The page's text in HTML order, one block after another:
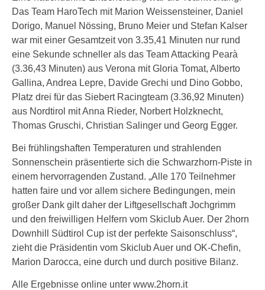
Das Team HaroTech mit Marion Weissensteiner, Daniel
Dorigo, Manuel Nössing, Bruno Meier und Stefan Kalser
war mit einer Gesamtzeit von 3.35,41 Minuten nur rund
eine Sekunde schneller als das Team Attacking Pearà
(3.36,43 Minuten) aus Verona mit Gloria Tomat, Alberto
Gallina, Andrea Lepre, Davide Grechi und Dino Gobbo,
Platz drei für das Siebert Racingteam (3.36,92 Minuten)
aus Nordtirol mit Anna Rieder, Norbert Holzknecht,
Thomas Gruschi, Christian Salinger und Georg Egger.
Bei frühlingshaften Temperaturen und strahlenden
Sonnenschein präsentierte sich die Schwarzhorn-Piste in
einem hervorragenden Zustand. „Alle 170 Teilnehmer
hatten faire und vor allem sichere Bedingungen, mein
großer Dank gilt daher der Liftgesellschaft Jochgrimm
und den freiwilligen Helfern vom Skiclub Auer. Der 2horn
Downhill Südtirol Cup ist der perfekte Saisonschluss“,
zieht die Präsidentin vom Skiclub Auer und OK-Chefin,
Marion Darocca, eine durch und durch positive Bilanz.
Alle Ergebnisse online unter www.2horn.it